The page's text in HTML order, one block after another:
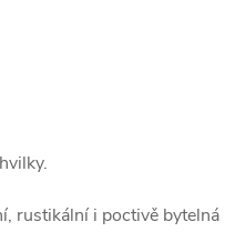
rustikální i poctivě